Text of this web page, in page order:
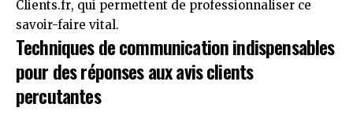
Clients.fr, qui permettent de professionnaliser ce
savoir-faire vital.
Techniques de communication indispensables
pour des réponses aux avis clients
percutantes